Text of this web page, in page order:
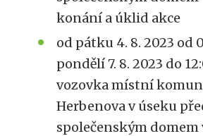
konání a úklid akce
od pátku 4. 8. 2023 od
pondělí 7. 8. 2023 do
vozovka místní
Herbenova v úseku
společenským domem